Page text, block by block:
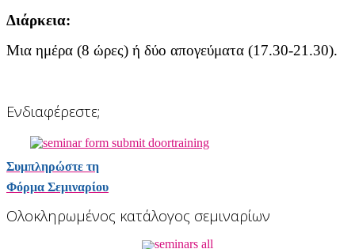
Διάρκεια:
Μια ημέρα (8 ώρες) ή δύο απογεύματα (17.30-21.30).
Ενδιαφέρεστε;
Συμπληρώστε τη
Φόρμα Σεμιναρίου
Ολοκληρωμένος κατάλογος σεμιναρίων